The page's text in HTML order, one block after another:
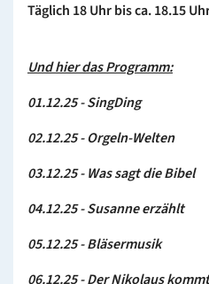
Täglich 18 Uhr bis ca. 18.15
Und hier das Programm:
01.12.25 - SingDing
02.12.25 - Orgeln-Welten
03.12.25 - Was sagt die Bibel
04.12.25 - Susanne erzählt
05.12.25 - Bläsermusik
06.12.25 - Der Nikolaus